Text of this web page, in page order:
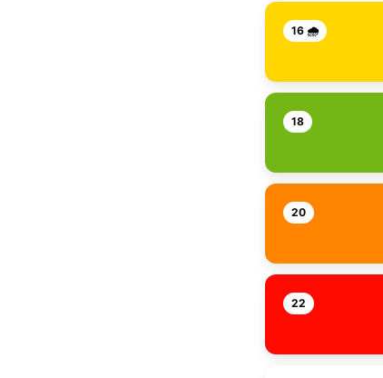
16 🌧️
18
20
22